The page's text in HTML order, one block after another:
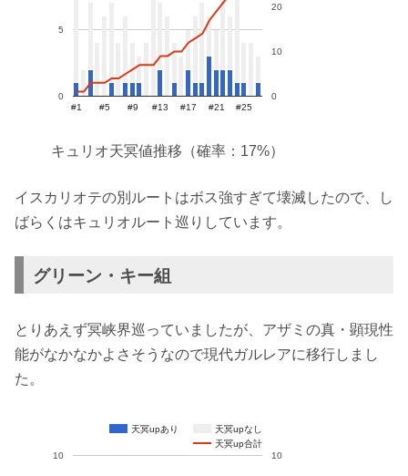
#1 #5 #9 #13 #17 #21 #25
0
5
0
10
20
キュリオ天冥値推移（確率：17%）
イスカリオテの別ルートはボス強すぎて壊滅したので、し
ばらくはキュリオルート巡りしています。
グリーン・キー組
とりあえず冥峡界巡っていましたが、アザミの真・顕現性
能がなかなかよさそうなので現代ガルレアに移行しまし
た。
天冥upあり
天冥upなし
天冥up合計
10 10